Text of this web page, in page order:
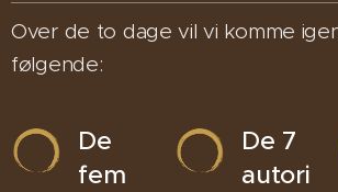
Over de to dage vil vi komme
følgende:
De
fem
De 7
autori